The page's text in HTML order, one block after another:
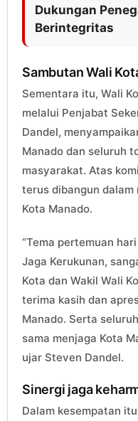
Dukungan
Berintegritas
Sambutan Wali
Sementara itu, Wali
melalui Penjabat
Dandel,
Manado dan seluruh
masyarakat. Atas
terus dibangun
Kota Manado.
“Tema pertemuan
Jaga Kerukunan,
Kota dan Wakil Wali
terima kasih dan
Manado. Serta
sama menjaga Kota
ujar Steven Dandel.
Sinergi jaga
Dalam kesempatan